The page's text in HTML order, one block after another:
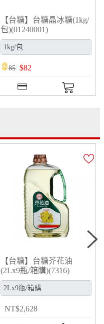
【台糖】台糖晶冰糖(1kg/
包)(01240001)
85 $82
【台糖】台糖芥花油
(2Lx9瓶/箱購)(7316)
NT$2,628